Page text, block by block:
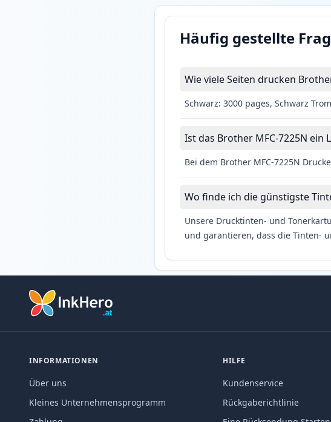
Häufig gestellte
Wie viele Seiten drucken
Schwarz: 3000 pages, Schwarz
Ist das Brother MFC-7225N ein
Bei dem Brother MFC-7225N
Wo finde ich die günstigste
Unsere Drucktinten- und
und garantieren, dass die Tinten-
INFORMATIONEN
Über uns
Kleines Unternehmensprogramm
HILFE
Kundenservice
Rückgaberichtlinie